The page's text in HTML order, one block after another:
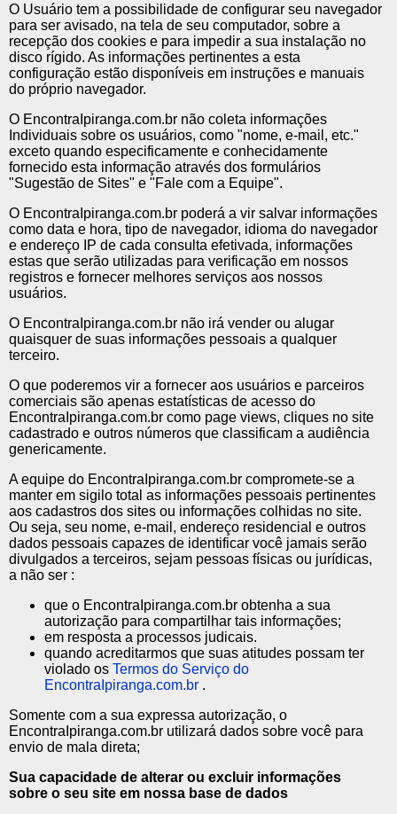
O Usuário tem a possibilidade de configurar seu navegador
para ser avisado, na tela de seu computador, sobre a
recepção dos cookies e para impedir a sua instalação no
disco rígido. As informações pertinentes a esta
configuração estão disponíveis em instruções e manuais
do próprio navegador.
O EncontraIpiranga.com.br não coleta informações
Individuais sobre os usuários, como "nome, e-mail, etc."
exceto quando especificamente e conhecidamente
fornecido esta informação através dos formulários
"Sugestão de Sites" e "Fale com a Equipe".
O EncontraIpiranga.com.br poderá a vir salvar informações
como data e hora, tipo de navegador, idioma do navegador
e endereço IP de cada consulta efetivada, informações
estas que serão utilizadas para verificação em nossos
registros e fornecer melhores serviços aos nossos
usuários.
O EncontraIpiranga.com.br não irá vender ou alugar
quaisquer de suas informações pessoais a qualquer
terceiro.
O que poderemos vir a fornecer aos usuários e parceiros
comerciais são apenas estatísticas de acesso do
EncontraIpiranga.com.br como page views, cliques no site
cadastrado e outros números que classificam a audiência
genericamente.
A equipe do EncontraIpiranga.com.br compromete-se a
manter em sigilo total as informações pessoais pertinentes
aos cadastros dos sites ou informações colhidas no site.
Ou seja, seu nome, e-mail, endereço residencial e outros
dados pessoais capazes de identificar você jamais serão
divulgados a terceiros, sejam pessoas físicas ou jurídicas,
a não ser :
que o EncontraIpiranga.com.br obtenha a sua
autorização para compartilhar tais informações;
em resposta a processos judicais.
quando acreditarmos que suas atitudes possam ter
violado os Termos do Serviço do
EncontraIpiranga.com.br .
Somente com a sua expressa autorização, o
EncontraIpiranga.com.br utilizará dados sobre você para
envio de mala direta;
Sua capacidade de alterar ou excluir informações
sobre o seu site em nossa base de dados